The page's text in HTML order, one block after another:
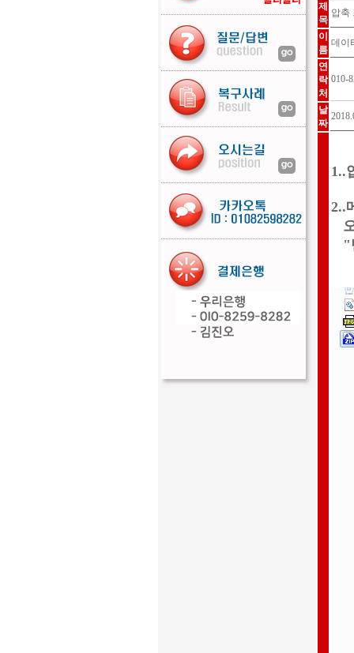
제
목
압축
이
름
데이
연
락
처
010-
날
짜
1..
2..
"